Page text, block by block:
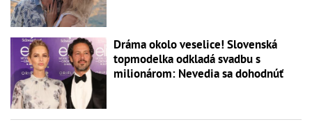
Dráma okolo veselice! Slovenská
topmodelka odkladá svadbu s
milionárom: Nevedia sa dohodnúť